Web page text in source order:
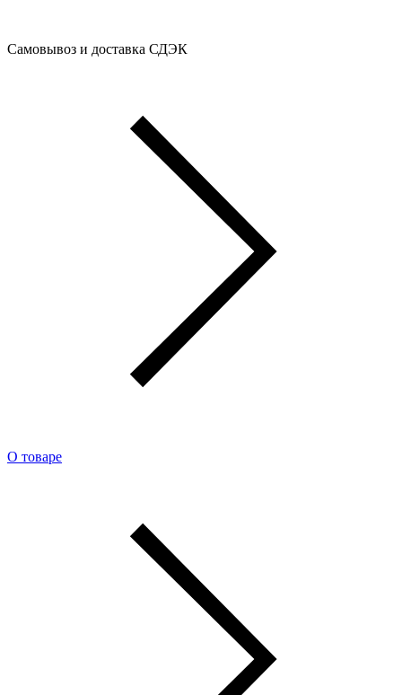
Самовывоз и доставка СДЭК
О товаре